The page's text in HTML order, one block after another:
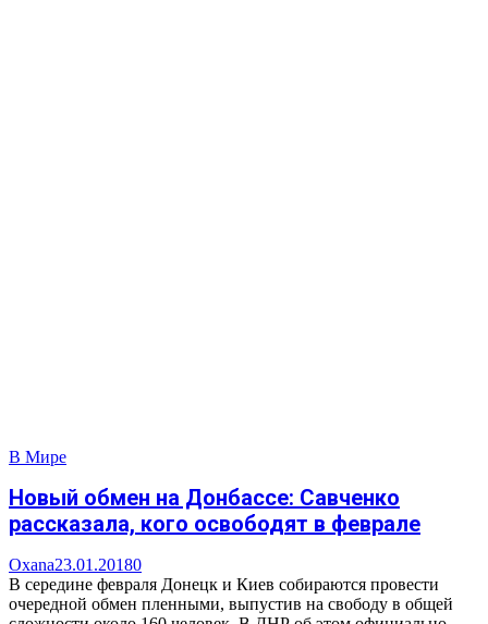
В Мире
Новый обмен на Донбассе: Савченко
рассказала, кого освободят в феврале
Oxana23.01.20180
В середине февраля Донецк и Киев собираются провести
очередной обмен пленными, выпустив на свободу в общей